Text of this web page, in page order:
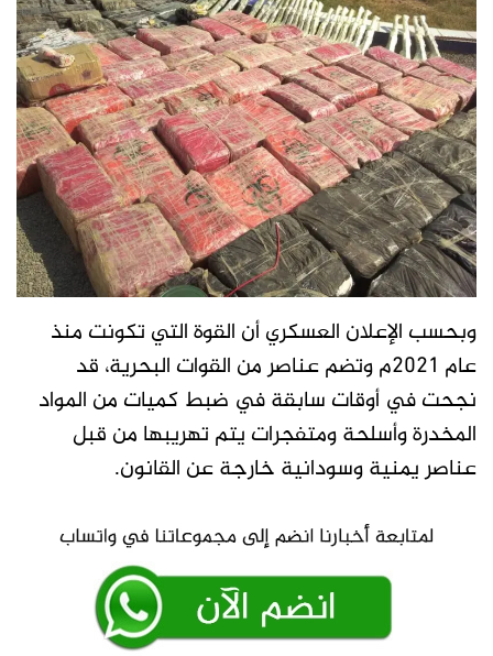
وبحسب الإعلان العسكري أن القوة التي تكونت منذ
عام ٢٠٢١م وتضم عناصر من القوات البحرية، قد
نجحت في أوقات سابقة في ضبط كميات من المواد
المخدرة وأسلحة ومتفجرات يتم تهريبها من قبل
عناصر يمنية وسودانية خارجة عن القانون.